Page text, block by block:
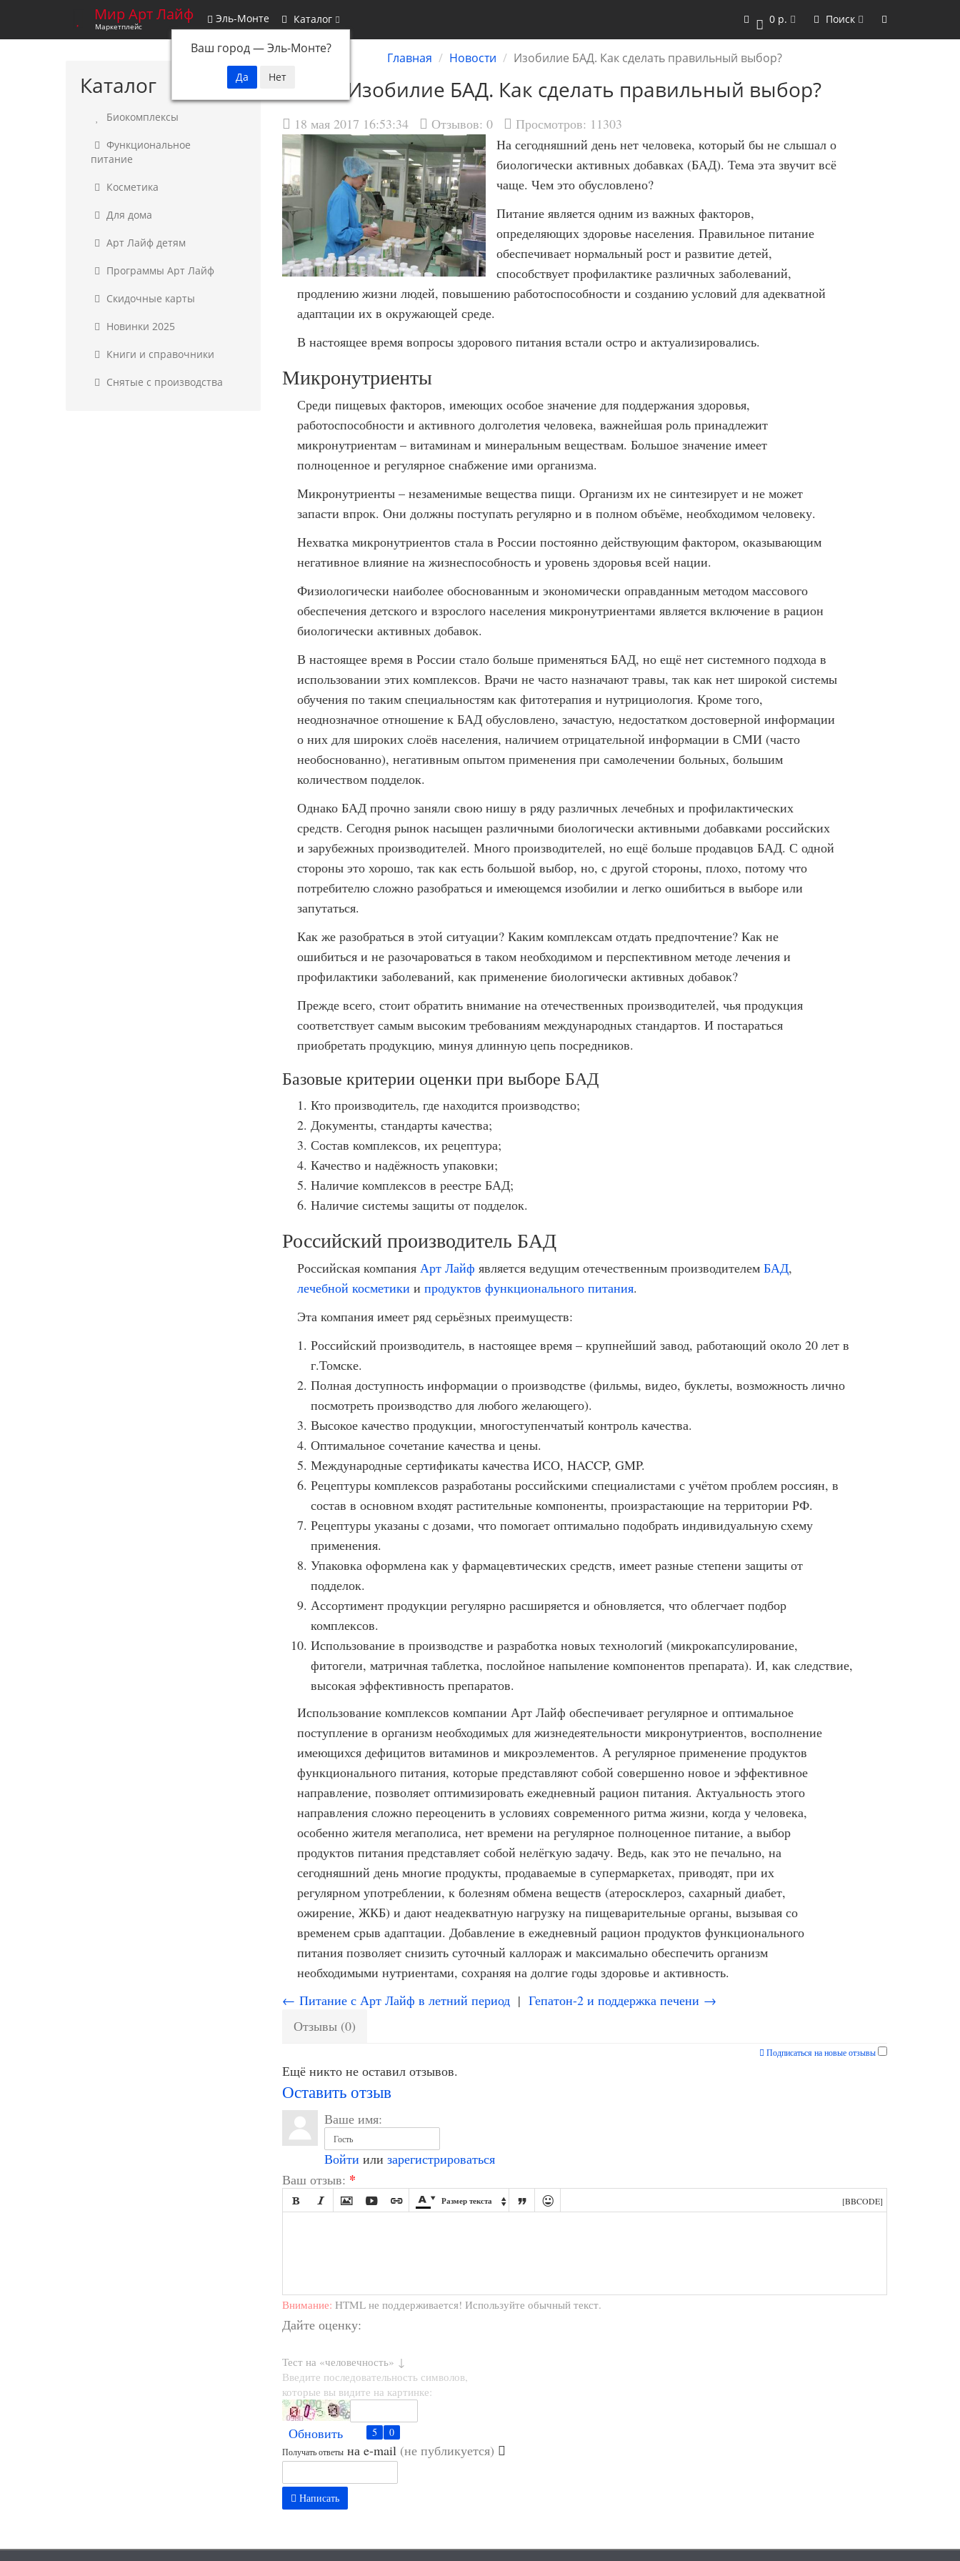
Мир Арт Лайф
Маркетплейс
Эль-Монте
Ваш город —Эль-Монте?
Каталог 0 0 р. Поиск
Каталог
Биокомплексы
Функциональное
питание
Косметика
Для дома
Арт Лайф детям
Программы Арт Лайф
Скидочные карты
Новинки 2025
Книги и справочники
Снятые с производства
Главная Новости Изобилие БАД. Как сделать правильный выбор?
Изобилие БАД. Как сделать правильный выбор?
18 мая 2017 16:53:34 Отзывов: 0
Просмотров: 11303
На сегодняшний день нет человека, который бы не слышал о
биологически активных добавках (БАД). Тема эта звучит всё
чаще. Чем это обусловлено?
Питание является одним из важных факторов,
определяющих здоровье населения. Правильное питание
обеспечивает нормальный рост и развитие детей,
способствует профилактике различных заболеваний,
продлению жизни людей, повышению работоспособности и созданию условий для адекватной
адаптации их в окружающей среде.
В настоящее время вопросы здорового питания встали остро и актуализировались.
Микронутриенты
Среди пищевых факторов, имеющих особое значение для поддержания здоровья,
работоспособности и активного долголетия человека, важнейшая роль принадлежит
микронутриентам – витаминам и минеральным веществам. Большое значение имеет
полноценное и регулярное снабжение ими организма.
Микронутриенты – незаменимые вещества пищи. Организм их не синтезирует и не может
запасти впрок. Они должны поступать регулярно и в полном объёме, необходимом человеку.
Нехватка микронутриентов стала в России постоянно действующим фактором, оказывающим
негативное влияние на жизнеспособность и уровень здоровья всей нации.
Физиологически наиболее обоснованным и экономически оправданным методом массового
обеспечения детского и взрослого населения микронутриентами является включение в рацион
биологически активных добавок.
В настоящее время в России стало больше применяться БАД, но ещё нет системного подхода в
использовании этих комплексов. Врачи не часто назначают травы, так как нет широкой системы
обучения по таким специальностям как фитотерапия и нутрициология. Кроме того,
неоднозначное отношение к БАД обусловлено, зачастую, недостатком достоверной информации
о них для широких слоёв населения, наличием отрицательной информации в СМИ (часто
необоснованно), негативным опытом применения при самолечении больных, большим
количеством подделок.
Однако БАД прочно заняли свою нишу в ряду различных лечебных и профилактических
средств. Сегодня рынок насыщен различными биологически активными добавками российских
и зарубежных производителей. Много производителей, но ещё больше продавцов БАД. С одной
стороны это хорошо, так как есть большой выбор, но, с другой стороны, плохо, потому что
потребителю сложно разобраться и имеющемся изобилии и легко ошибиться в выборе или
запутаться.
Как же разобраться в этой ситуации? Каким комплексам отдать предпочтение? Как не
ошибиться и не разочароваться в таком необходимом и перспективном методе лечения и
профилактики заболеваний, как применение биологически активных добавок?
Прежде всего, стоит обратить внимание на отечественных производителей, чья продукция
соответствует самым высоким требованиям международных стандартов. И постараться
приобретать продукцию, минуя длинную цепь посредников.
Базовые критерии оценки при выборе БАД
Кто производитель, где находится производство;
Документы, стандарты качества;
Состав комплексов, их рецептура;
Качество и надёжность упаковки;
Наличие комплексов в реестре БАД;
Наличие системы защиты от подделок.
Российский производитель БАД
Российская компания Арт Лайф является ведущим отечественным производителем БАД,
лечебной косметики и продуктов функционального питания.
Эта компания имеет ряд серьёзных преимуществ:
Российский производитель, в настоящее время – крупнейший завод, работающий около 20 лет в
г.Томске.
Полная доступность информации о производстве (фильмы, видео, буклеты, возможность лично
посмотреть производство для любого желающего).
Высокое качество продукции, многоступенчатый контроль качества.
Оптимальное сочетание качества и цены.
Международные сертификаты качества ИСО, HACCP, GMP.
Рецептуры комплексов разработаны российскими специалистами с учётом проблем россиян, в
состав в основном входят растительные компоненты, произрастающие на территории РФ.
Рецептуры указаны с дозами, что помогает оптимально подобрать индивидуальную схему
применения.
Упаковка оформлена как у фармацевтических средств, имеет разные степени защиты от
подделок.
Ассортимент продукции регулярно расширяется и обновляется, что облегчает подбор
комплексов.
Использование в производстве и разработка новых технологий (микрокапсулирование,
фитогели, матричная таблетка, послойное напыление компонентов препарата). И, как следствие,
высокая эффективность препаратов.
Использование комплексов компании Арт Лайф обеспечивает регулярное и оптимальное
поступление в организм необходимых для жизнедеятельности микронутриентов, восполнение
имеющихся дефицитов витаминов и микроэлементов. А регулярное применение продуктов
функционального питания, которые представляют собой совершенно новое и эффективное
направление, позволяет оптимизировать ежедневный рацион питания. Актуальность этого
направления сложно переоценить в условиях современного ритма жизни, когда у человека,
особенно жителя мегаполиса, нет времени на регулярное полноценное питание, а выбор
продуктов питания представляет собой нелёгкую задачу. Ведь, как это не печально, на
сегодняшний день многие продукты, продаваемые в супермаркетах, приводят, при их
регулярном употреблении, к болезням обмена веществ (атеросклероз, сахарный диабет,
ожирение, ЖКБ) и дают неадекватную нагрузку на пищеварительные органы, вызывая со
временем срыв адаптации. Добавление в ежедневный рацион продуктов функционального
питания позволяет снизить суточный каллораж и максимально обеспечить организм
необходимыми нутриентами, сохраняя на долгие годы здоровье и активность.
← Питание с Арт Лайф в летний период| Гепатон-2 и поддержка печени →
Отзывы (0)
Подписаться на новые отзывы
Ещё никто не оставил отзывов.
Оставить отзыв
Ваше имя:
Войти или зарегистрироваться
Ваш отзыв: *
       Размер текста    [BBCODE]
Внимание: HTML не поддерживается! Используйте обычный текст.
Дайте оценку:
Тест на «человечность» ↓
Введите последовательность символов,
которые вы видите на картинке:
Обновить
Получать ответына e-mail (не публикуется)
Написать